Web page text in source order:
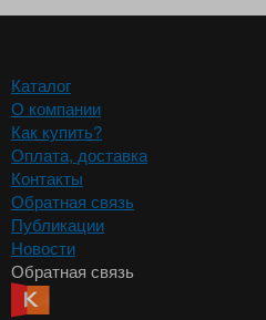
Каталог
О компании
Как купить?
Оплата, доставка
Контакты
Обратная связь
Публикации
Новости
Обратная связь